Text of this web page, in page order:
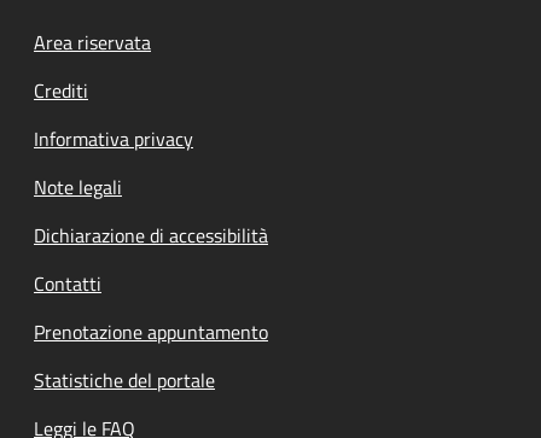
Footer menu
Area riservata
Crediti
Informativa privacy
Note legali
Dichiarazione di accessibilità
Contatti
Prenotazione appuntamento
Statistiche del portale
Leggi le FAQ